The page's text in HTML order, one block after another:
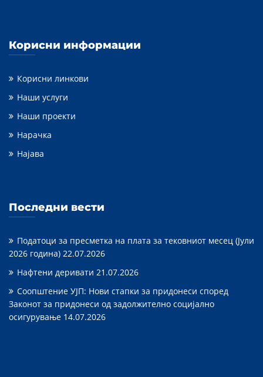
Корисни информации
Корисни линкови
Наши услуги
Наши проекти
Нарачка
Најава
Последни вести
Податоци за пресметка на плата за тековниот месец (Јули
2026 година) 22.07.2026
Нафтени деривати 21.07.2026
Соопштение УЈП: Нови стапки за придонеси според
Законот за придонеси од задолжително социјално
осигурување 14.07.2026